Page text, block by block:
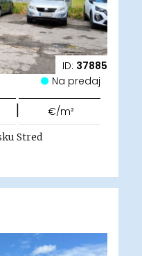
ID: 37885
Na predaj
| €/m²
Stred